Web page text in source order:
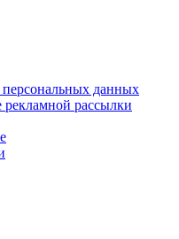
персональных данных
рекламной рассылки